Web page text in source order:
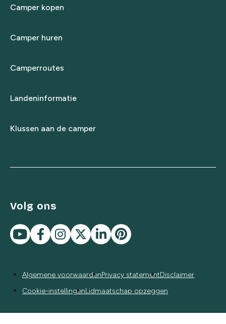
Camper kopen
Camper huren
Camperroutes
Landeninformatie
Klussen aan de camper
Volg ons
Algemene voorwaardenPrivacy statementDisclaimer
Cookie-instellingenLidmaatschap opzeggen